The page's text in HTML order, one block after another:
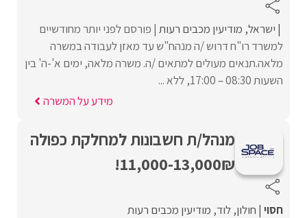
ישראל מודיעין מכבים רעות פורסם לפני יותר מחודשיים
למשרד רו"ח דרוש /ה מנהח"ש עד מאזן לעבודה במשרה
מלאה.תנאים מעולים למתאים /ה. משרה מלאה, ימים א'-ה' בין
השעות 08:30 – 17:00, ללא ...
מידע על המשרה
מנהל/ת חשבונות למחלקת כפולה
11,000-13,000₪!
חסוי חולון לוד מודיעין מכבים רעות